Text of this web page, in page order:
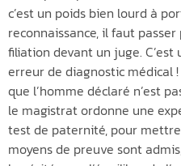
c’est un poids bien lourd à
reconnaissance, il faut
filiation devant un juge.
erreur de diagnostic médical
que l’homme déclaré n’est
le magistrat ordonne une
test de paternité, pour mettre
moyens de preuve sont